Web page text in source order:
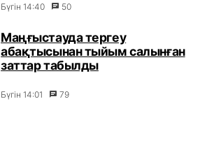
Бүгін 14:40 50
Маңғыстауда тергеу
абақтысынан тыйым салынған
заттар табылды
Бүгін 14:01 79